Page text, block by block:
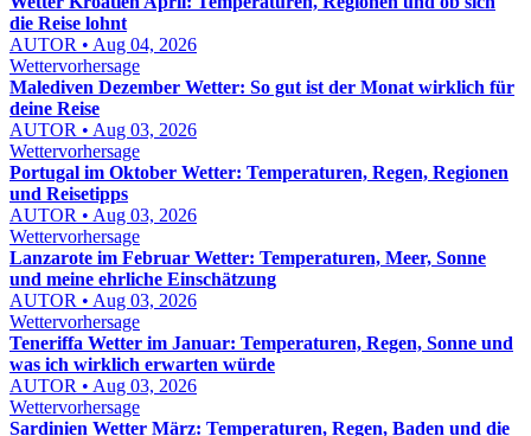
die Reise lohnt
AUTOR • Aug 04, 2026
Wettervorhersage
Malediven Dezember Wetter: So gut ist der Monat wirklich für
deine Reise
AUTOR • Aug 03, 2026
Wettervorhersage
Portugal im Oktober Wetter: Temperaturen, Regen, Regionen
und Reisetipps
AUTOR • Aug 03, 2026
Wettervorhersage
Lanzarote im Februar Wetter: Temperaturen, Meer, Sonne
und meine ehrliche Einschätzung
AUTOR • Aug 03, 2026
Wettervorhersage
Teneriffa Wetter im Januar: Temperaturen, Regen, Sonne und
was ich wirklich erwarten würde
AUTOR • Aug 03, 2026
Wettervorhersage
Sardinien Wetter März: Temperaturen, Regen, Baden und die